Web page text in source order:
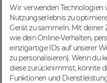
Von Domainern für
übersichtlichen Listen
Günstige Preise
Backorders bereits ab €
Wir verwenden Technologien
Nutzungserlebnis zu
Gerät zu sammeln. Mit
wie dein Online-Verhalten,
einzigartige IDs auf unserer
zu personalisieren). Wenn du
diese zurücknimmst, könnte
Funktionen und